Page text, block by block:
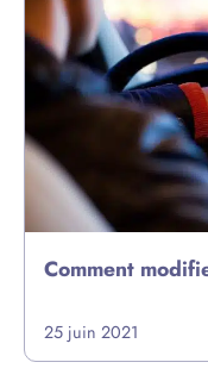
Comment
25 juin 2021